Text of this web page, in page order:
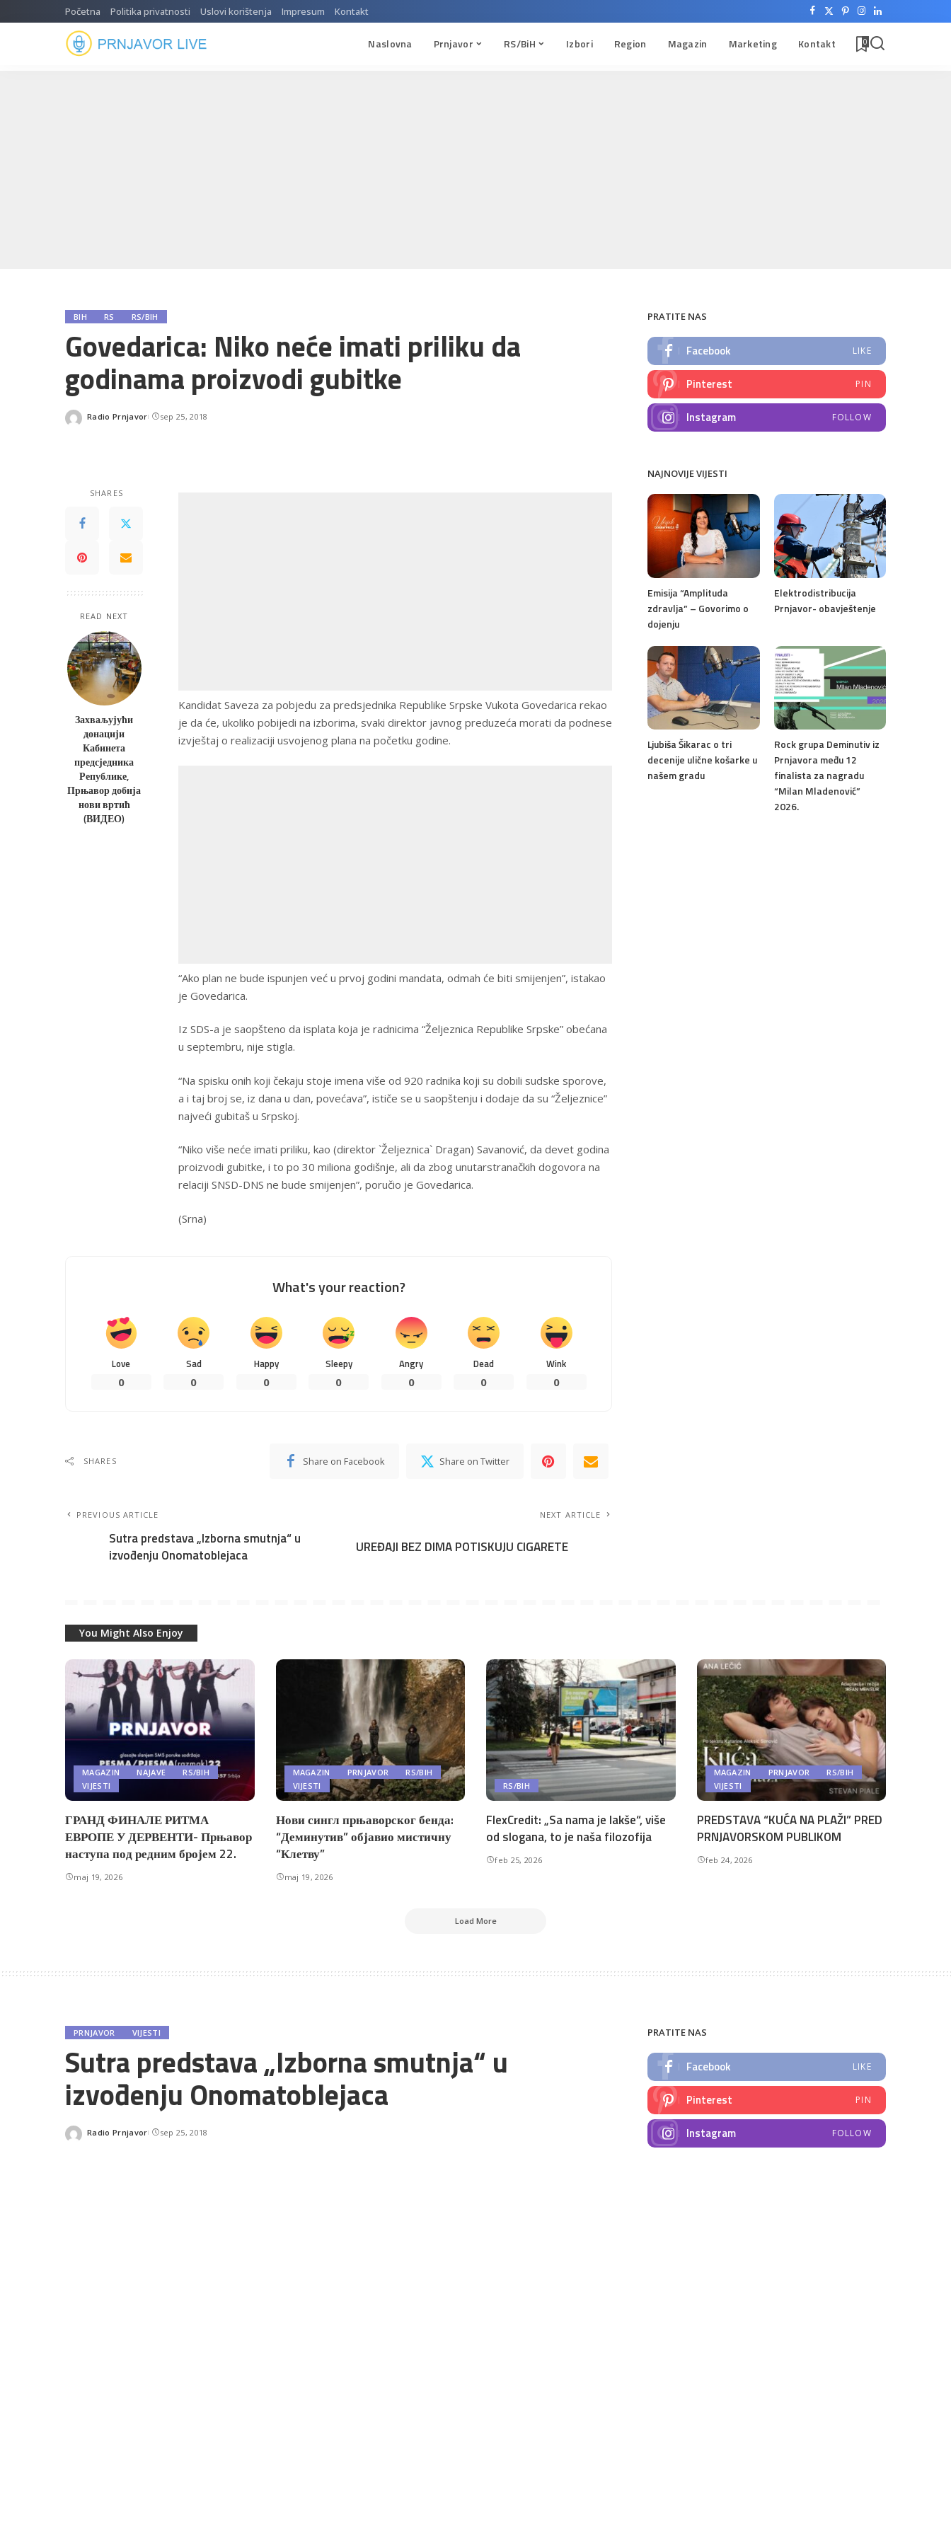
Početna Politika privatnosti Uslovi korištenja Impresum Kontakt
Naslovna Prnjavor RS/BiH Izbori Region Magazin Marketing Kontakt 0
BIH RS RS/BIH
Govedarica: Niko neće imati priliku da
godinama proizvodi gubitke
Posted
Radio Prnjavor sep 25, 2018
SHARES
READ NEXT
Захваљујући
донацији
Кабинета
предсједника
Републике,
Прњавор добија
нови вртић
(ВИДЕО)
Kandidat Saveza za pobjedu za predsjednika Republike Srpske Vukota Govedarica rekao
je da će, ukoliko pobijedi na izborima, svaki direktor javnog preduzeća morati da podnese
izvještaj o realizaciji usvojenog plana na početku godine.
“Ako plan ne bude ispunjen već u prvoj godini mandata, odmah će biti smijenjen”, istakao
je Govedarica.
Iz SDS-a je saopšteno da isplata koja je radnicima “Željeznica Republike Srpske” obećana
u septembru, nije stigla.
“Na spisku onih koji čekaju stoje imena više od 920 radnika koji su dobili sudske sporove,
a i taj broj se, iz dana u dan, povećava”, ističe se u saopštenju i dodaje da su “Željeznice”
najveći gubitaš u Srpskoj.
“Niko više neće imati priliku, kao (direktor `Željeznica` Dragan) Savanović, da devet godina
proizvodi gubitke, i to po 30 miliona godišnje, ali da zbog unutarstranačkih dogovora na
relaciji SNSD-DNS ne bude smijenjen”, poručio je Govedarica.
(Srna)
What's your reaction?
Love
0
Sad
0
Happy
0
Sleepy
0
Angry
0
Dead
0
Wink
0
SHARES Share on Facebook Share on Twitter
PREVIOUS ARTICLE
Sutra predstava „Izborna smutnja“ u
izvođenju Onomatoblejaca
NEXT ARTICLE
UREĐAJI BEZ DIMA POTISKUJU CIGARETE
PRATITE NAS
Facebook LIKE
Pinterest PIN
Instagram FOLLOW
NAJNOVIJE VIJESTI
Emisija “Amplituda
zdravlja” – Govorimo o
dojenju
Elektrodistribucija
Prnjavor- obavještenje
Ljubiša Šikarac o tri
decenije ulične košarke u
našem gradu
Rock grupa Deminutiv iz
Prnjavora među 12
finalista za nagradu
“Milan Mladenović”
2026.
You Might Also Enjoy
MAGAZIN NAJAVE
RS/BIH
VIJESTI
ГРАНД ФИНАЛЕ РИТМА
ЕВРОПЕ У ДЕРВЕНТИ- Прњавор
наступа под редним бројем 22.
maj 19, 2026
MAGAZIN PRNJAVOR
RS/BIH
VIJESTI
Нови сингл прњаворског бенда:
“Деминутив” објавио мистичну
“Клетву”
maj 19, 2026
RS/BIH
FlexCredit: „Sa nama je lakše“, više
od slogana, to je naša filozofija
feb 25, 2026
MAGAZIN PRNJAVOR
RS/BIH
VIJESTI
PREDSTAVA “KUĆA NA PLAŽI” PRED
PRNJAVORSKOM PUBLIKOM
feb 24, 2026
Load More
PRNJAVOR VIJESTI
Sutra predstava „Izborna smutnja“ u
izvođenju Onomatoblejaca
Posted
Radio Prnjavor sep 25, 2018
PRATITE NAS
Facebook LIKE
Pinterest PIN
Instagram FOLLOW